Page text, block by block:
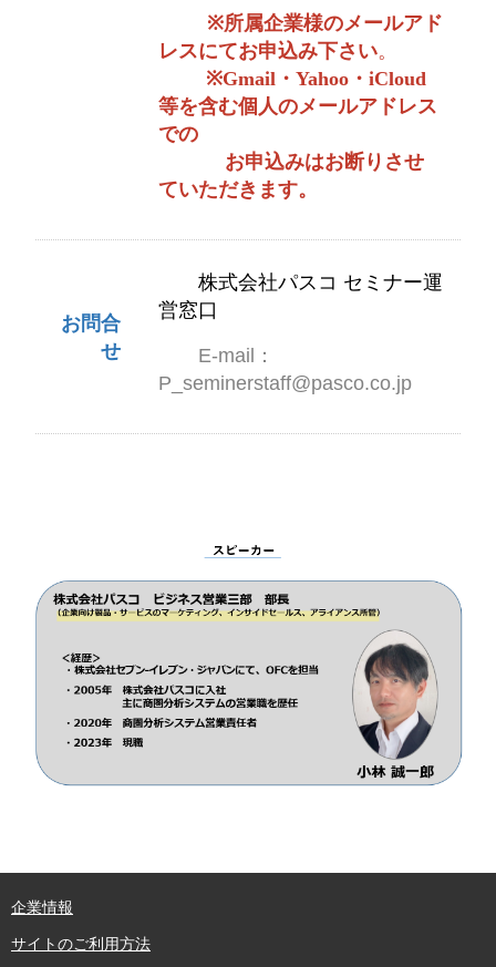
※所属企業様のメールアド
レスにてお申込み下さい。
※Gmail・Yahoo・iCloud
等を含む個人のメールアドレス
での
お申込みはお断りさせ
ていただきます。
お問合
せ
株式会社パスコ セミナー運
営窓口
E-mail：
P_seminerstaff@pasco.co.jp
企業情報
サイトのご利用方法